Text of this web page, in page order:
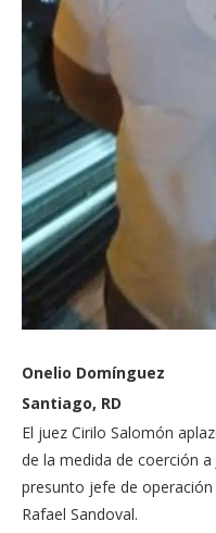
Onelio Domínguez
Santiago, RD
El juez Cirilo Salomón
de la medida de coerción
presunto jefe de
Rafael Sandoval.